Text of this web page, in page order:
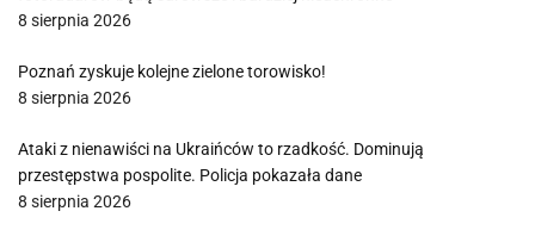
8 sierpnia 2026
Poznań zyskuje kolejne zielone torowisko!
8 sierpnia 2026
Ataki z nienawiści na Ukraińców to rzadkość. Dominują
przestępstwa pospolite. Policja pokazała dane
8 sierpnia 2026